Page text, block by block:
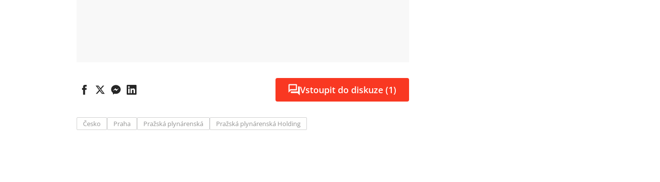
Vstoupit do diskuze (1)
Česko Praha Pražská plynárenská Pražská plynárenská Holding